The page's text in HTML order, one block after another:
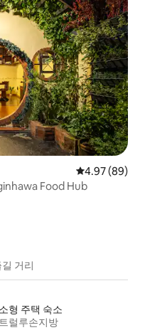
평점 4.97점(5
4.97 (89)
Food Hub
길 거리
형 주택 숙소
럴루손지방